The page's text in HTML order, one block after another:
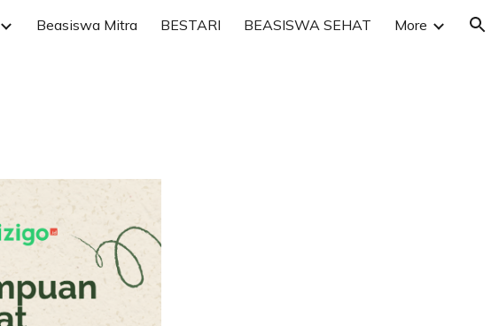
Skip to navigation
Beasiswa Mitra BESTARI BEASISWA SEHAT More